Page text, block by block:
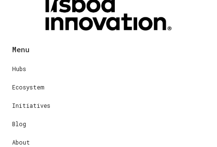
Menu
Hubs
Ecosystem
Initiatives
Blog
About